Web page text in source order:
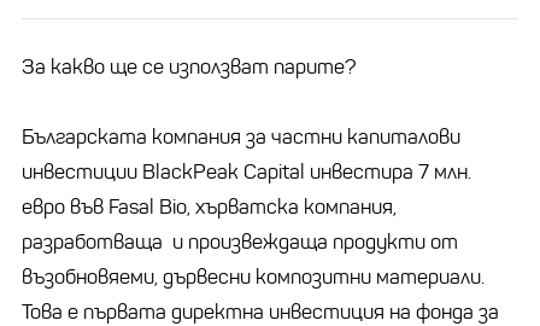
За какво ще се използват парите?
Българската компания за частни капиталови
инвестиции BlackPeak Capital инвестира 7 млн.
евро във Fasal Bio, хърватска компания,
разработваща и произвеждаща продукти от
възобновяеми, дървесни композитни материали.
Това е първата директна инвестиция на фонда за